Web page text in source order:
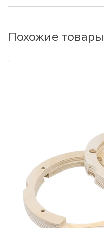
Похожие товары